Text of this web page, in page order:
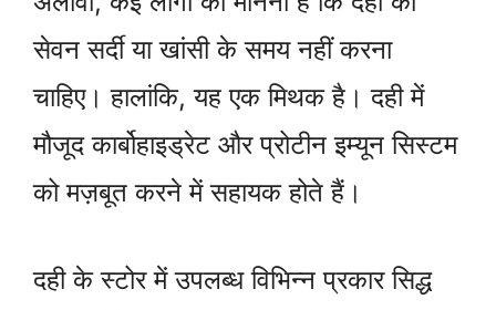
सेवन सर्दी या खांसी के समय नहीं करना
चाहिए। हालांकि, यह एक मिथक है। दही में
मौजूद कार्बोहाइड्रेट और प्रोटीन इम्यून सिस्टम
को मज़बूत करने में सहायक होते हैं।
दही के स्टोर में उपलब्ध विभिन्न प्रकार सिद्ध